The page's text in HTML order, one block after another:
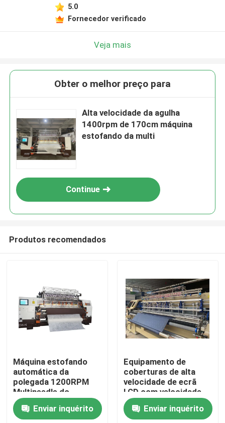
Início
Produtos
Vídeos
5.0
Fornecedor verificado
Veja mais
Obter o melhor preço para
Alta velocidade da agulha
1400rpm de 170cm máquina
estofando da multi
Continue
Produtos recomendados
Máquina estofando
automática da
polegada 1200RPM
Multineedle do
reabastecimento 128
Enviar inquérito
Equipamento de
coberturas de alta
velocidade de ecrã
LCD com velocidade
máxima de costura de
1000 R/MINEnviar inquérito